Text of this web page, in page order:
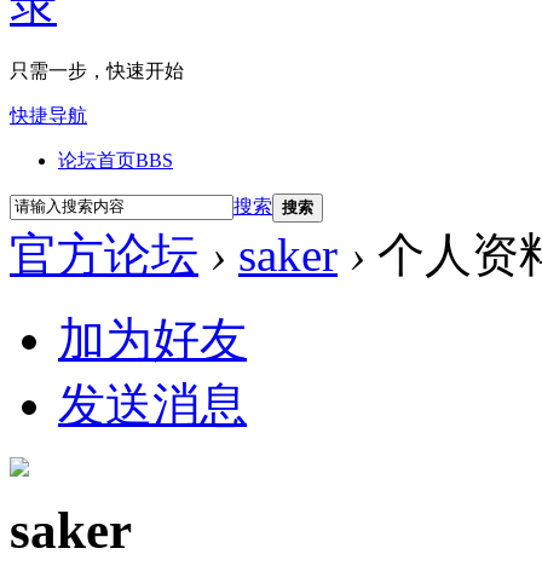
只需一步，快速开始
快捷导航
论坛首页BBS
搜索 搜索
官方论坛 › saker › 个人资
加为好友
发送消息
saker